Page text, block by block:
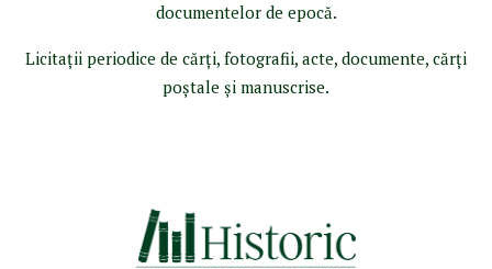
documentelor de epocă.
Licitaţii periodice de cărţi, fotografii, acte, documente, cărţi
poştale şi manuscrise.